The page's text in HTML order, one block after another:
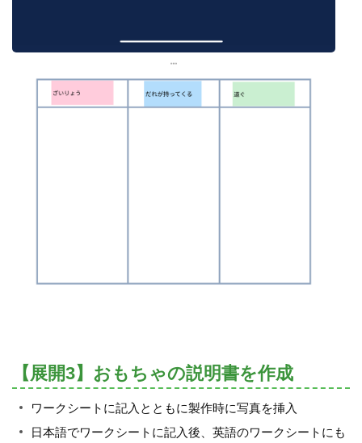
【展開3】おもちゃの説明書を作成
ワークシートに記入とともに製作時に写真を挿入
日本語でワークシートに記入後、英語のワークシートにも